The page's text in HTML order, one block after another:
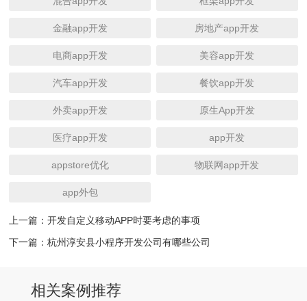
金融app开发 房地产app开发
电商app开发 美容app开发
汽车app开发 餐饮app开发
外卖app开发 原生App开发
医疗app开发 app开发
appstore优化 物联网app开发
app外包
上一篇：开发自定义移动APP时要考虑的事项
下一篇：杭州淳安县小程序开发公司有哪些公司
相关案例推荐